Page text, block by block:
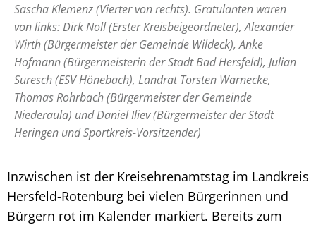
Sascha Klemenz (Vierter von rechts). Gratulanten waren
von links: Dirk Noll (Erster Kreisbeigeordneter), Alexander
Wirth (Bürgermeister der Gemeinde Wildeck), Anke
Hofmann (Bürgermeisterin der Stadt Bad Hersfeld), Julian
Suresch (ESV Hönebach), Landrat Torsten Warnecke,
Thomas Rohrbach (Bürgermeister der Gemeinde
Niederaula) und Daniel Iliev (Bürgermeister der Stadt
Heringen und Sportkreis-Vorsitzender)
Inzwischen ist der Kreisehrenamtstag im Landkreis
Hersfeld-Rotenburg bei vielen Bürgerinnen und
Bürgern rot im Kalender markiert. Bereits zum